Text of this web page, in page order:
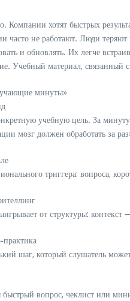
хотят быстрых
не работают. Люди теряют
и обновлять. Их легче
Учебный материал, связанный
минуты»
учебную цель. За
мозг должен обработать за
триггера: вопроса,
от структуры:
шаг, который слушатель может
вопрос, чеклист или